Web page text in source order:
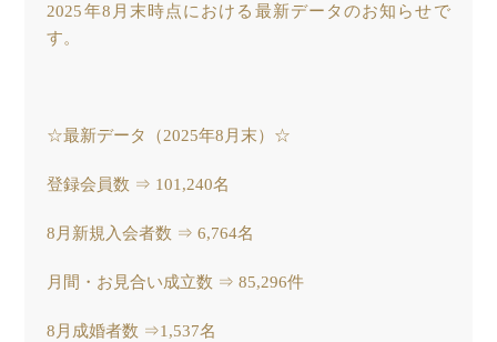
2025年8月末時点における最新データのお知らせで
す。
☆最新データ（2025年8月末）☆
登録会員数 ⇒ 101,240名
8月新規入会者数 ⇒ 6,764名
月間・お見合い成立数 ⇒ 85,296件
8月成婚者数 ⇒1,537名